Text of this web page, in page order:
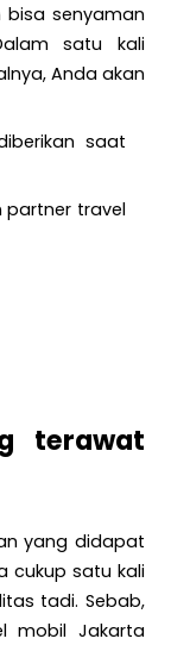
bisa senyaman
satu kali
Anda akan
saat
partner travel
terawat
yang didapat
cukup satu kali
tadi. Sebab,
mobil Jakarta